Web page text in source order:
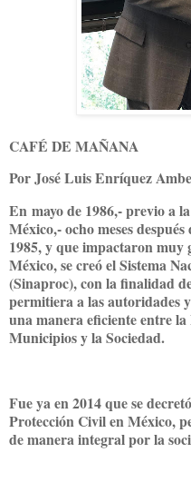
CAFÉ DE MAÑANA
Por José Luis Enríquez
En mayo de 1986,- previo a
México,- ocho meses
1985, y que impactaron muy
México, se creó el Sistema
(Sinaproc), con la finalidad
permitiera a las autoridades
una manera eficiente entre
Municipios y la Sociedad.
Fue ya en 2014 que se
Protección Civil en México,
de manera integral por la